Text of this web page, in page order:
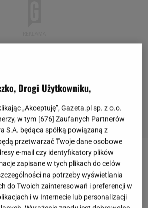
Drogi Użytkowniku,
„Akceptuję”, Gazeta.pl sp. z o.o.
w tym [676] Zaufanych Partnerów
S.A. będąca spółką powiązaną z
przetwarzać Twoje dane osobowe
e-mail czy identyfikatory plików
zapisane w tych plikach do celów
na potrzeby wyświetlania
do Twoich zainteresowań i preferencji w
i w Internecie lub personalizacji